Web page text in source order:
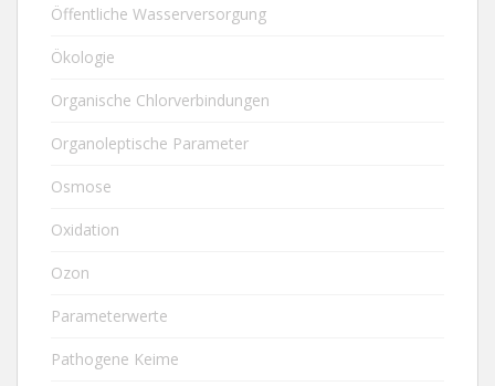
Öffentliche Wasserversorgung
Ökologie
Organische Chlorverbindungen
Organoleptische Parameter
Osmose
Oxidation
Ozon
Parameterwerte
Pathogene Keime